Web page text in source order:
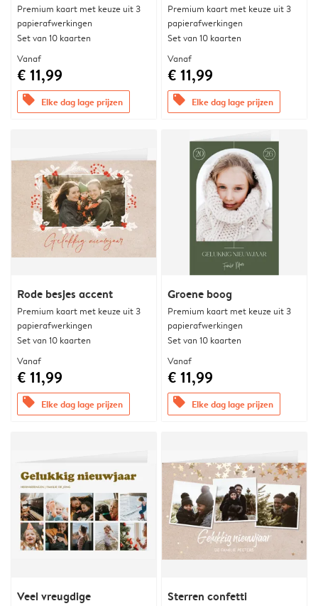
Premium kaart met keuze uit 3
papierafwerkingen
Set van 10 kaarten
Vanaf
€ 11,99
offers Elke dag lage prijzen
Premium kaart met keuze uit 3
papierafwerkingen
Set van 10 kaarten
Vanaf
€ 11,99
offers Elke dag lage prijzen
Rode besjes accent
Premium kaart met keuze uit 3
papierafwerkingen
Set van 10 kaarten
Vanaf
€ 11,99
offers Elke dag lage prijzen
Groene boog
Premium kaart met keuze uit 3
papierafwerkingen
Set van 10 kaarten
Vanaf
€ 11,99
offers Elke dag lage prijzen
Veel vreugdige
Sterren confetti